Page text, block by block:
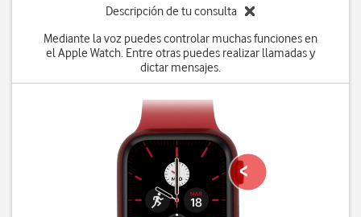
Descripción de tu consulta
Mediante la voz puedes controlar muchas funciones en
el Apple Watch. Entre otras puedes realizar llamadas y
dictar mensajes.